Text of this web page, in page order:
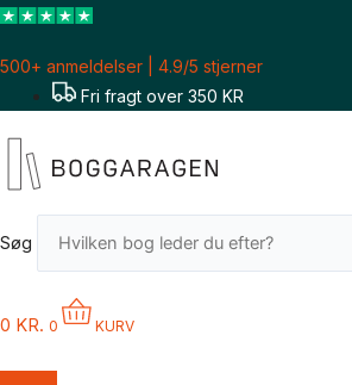
Gå
indholdet
500+ anmeldelser | 4.9/5 stjerner
Fri fragt over 350 KR
Søg
0 KR. 0 KURV